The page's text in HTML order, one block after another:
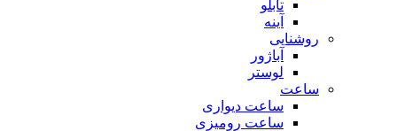
تابلو
آینه
روشنایی
آباژور
لوستر
ساعت
ساعت دیواری
ساعت رومیزی